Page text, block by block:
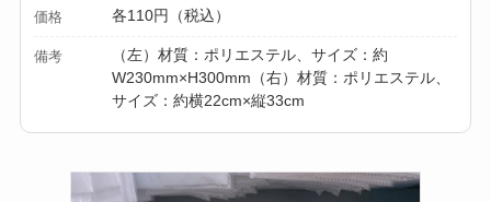
価格 各110円（税込）
備考
（左）材質：ポリエステル、サイズ：約
W230mm×H300mm（右）材質：ポリエステル、
サイズ：約横22cm×縦33cm